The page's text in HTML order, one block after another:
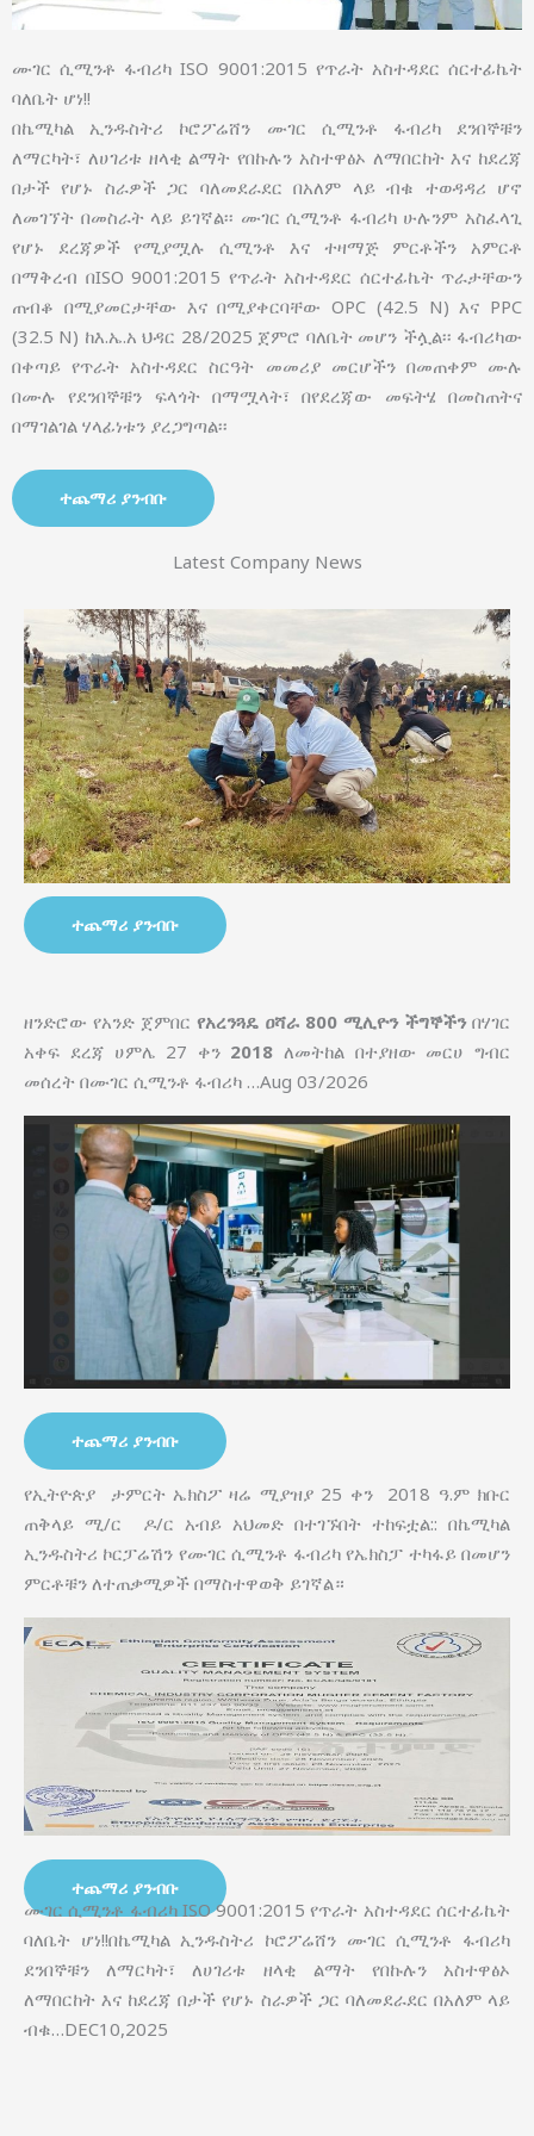
ሙገር ሲሚንቶ ፋብሪካ ISO 9001:2015 የጥራት አስተዳደር ሰርተፊኬት
ባለቤት ሆነ!!
በኬሚካል ኢንዱስትሪ ኮሮፖሬሸን ሙገር ሲሚንቶ ፋብሪካ ደንበኞቹን
ለማርካት፣ ለሀገሪቱ ዘላቂ ልማት የበኩሉን አስተዋፅኦ ለማበርከት እና ከደረጃ
በታች የሆኑ ስራዎች ጋር ባለመደራደር በአለም ላይ ብቁ ተወዳዳሪ ሆኖ
ለመገኘት በመስራት ላይ ይገኛል፡፡ ሙገር ሲሚንቶ ፋብሪካ ሁሉንም አስፈላጊ
የሆኑ ደረጃዎች የሚያሟሉ ሲሚንቶ እና ተዛማጅ ምርቶችን አምርቶ
በማቅረብ በISO 9001:2015 የጥራት አስተዳደር ሰርተፊኬት ጥራታቸውን
ጠብቆ በሚያመርታቸው እና በሚያቀርባቸው OPC (42.5 N) እና PPC
(32.5 N) ከእ.ኤ.አ ህዳር 28/2025 ጀምሮ ባለቤት መሆን ችሏል፡፡ ፋብሪካው
በቀጣይ የጥራት አስተዳደር ስርዓት መመሪያ መርሆችን በመጠቀም ሙሉ
በሙሉ የደንበኞቹን ፍላጎት በማሟላት፣ በየደረጃው መፍትሄ በመስጠትና
በማገልገል ሃላፊነቱን ያረጋግጣል፡፡
ተጨማሪ ያንብቡ
Latest Company News
ተጨማሪ ያንብቡ
ዘንድሮው የአንድ ጀምበር የአረንጓዴ ዐሻራ 800 ሚሊዮን ችግኞችንበሃገር
አቀፍ ደረጃ ሀምሌ 27 ቀን 2018ለመትከል በተያዘው መርሀ ግብር
መሰረት በሙገር ሲሚንቶ ፋብሪካ …Aug 03/2026
ተጨማሪ ያንብቡ
የኢትዮጵያ ታምርት ኤክስፖ ዛሬ ሚያዝያ 25 ቀን 2018 ዓ.ም ክቡር
ጠቅላይ ሚ/ር ዶ/ር አብይ አህመድ በተገኙበት ተከፍቷል:: በኬሚካል
ኢንዱስትሪ ኮርፓሬሽን የሙገር ሲሚንቶ ፋብሪካ የኤክስፓ ተካፋይ በመሆን
ምርቶቹን ለተጠቃሚዎች በማስተዋወቅ ይገኛል።
ተጨማሪ ያንብቡ
ሙገር ሲሚንቶ ፋብሪካ ISO 9001:2015 የጥራት አስተዳደር ሰርተፊኬት
ባለቤት ሆነ!!በኬሚካል ኢንዱስትሪ ኮሮፖሬሸን ሙገር ሲሚንቶ ፋብሪካ
ደንበኞቹን ለማርካት፣ ለሀገሪቱ ዘላቂ ልማት የበኩሉን አስተዋፅኦ
ለማበርከት እና ከደረጃ በታች የሆኑ ስራዎች ጋር ባለመደራደር በአለም ላይ
ብቁ…DEC10,2025